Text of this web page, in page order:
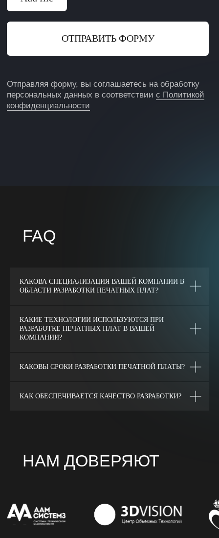
КАКОВА СПЕЦИАЛИЗАЦИЯ ВАШЕЙ КОМПАНИИ В
ОБЛАСТИ РАЗРАБОТКИ ПЕЧАТНЫХ ПЛАТ?
КАКИЕ ТЕХНОЛОГИИ ИСПОЛЬЗУЮТСЯ ПРИ
РАЗРАБОТКЕ ПЕЧАТНЫХ ПЛАТ В ВАШЕЙ
КОМПАНИИ?
КАКОВЫ СРОКИ РАЗРАБОТКИ ПЕЧАТНОЙ ПЛАТЫ?
КАК ОБЕСПЕЧИВАЕТСЯ КАЧЕСТВО РАЗРАБОТКИ?